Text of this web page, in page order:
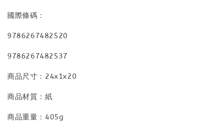
國際條碼：
9786267482520
9786267482537
商品尺寸：24x1x20
商品材質：紙
商品重量：405g